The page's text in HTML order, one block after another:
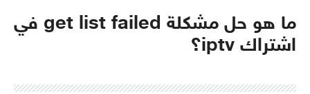
ما هو حل مشكلة get list failed في
اشتراك iptv؟